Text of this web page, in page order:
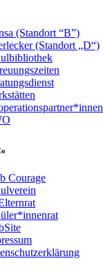
(Standort “B”)
(Standort „D“)
Courage